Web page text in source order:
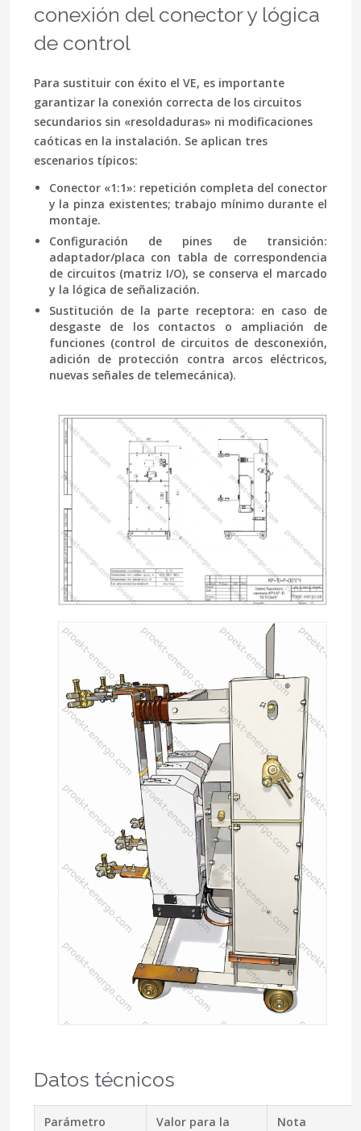
conexión del conector y lógica
de control
Para sustituir con éxito el VE, es importante
garantizar la conexión correcta de los circuitos
secundarios sin «resoldaduras» ni modificaciones
caóticas en la instalación. Se aplican tres
escenarios típicos:
Conector «1:1»: repetición completa del conector
y la pinza existentes; trabajo mínimo durante el
montaje.
Configuración de pines de transición:
adaptador/placa con tabla de correspondencia
de circuitos (matriz I/O), se conserva el marcado
y la lógica de señalización.
Sustitución de la parte receptora: en caso de
desgaste de los contactos o ampliación de
funciones (control de circuitos de desconexión,
adición de protección contra arcos eléctricos,
nuevas señales de telemecánica).
Datos técnicos
Parámetro Valor para la Nota